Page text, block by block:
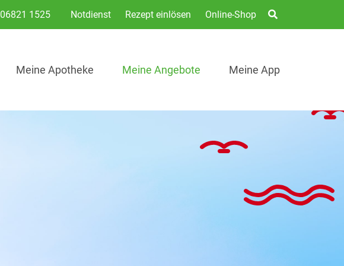
06821 1525 Notdienst Rezept einlösen Online-Shop
Meine Apotheke Meine Angebote Meine App